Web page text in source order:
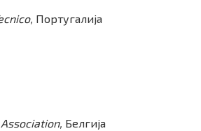
Португалија
Белгија